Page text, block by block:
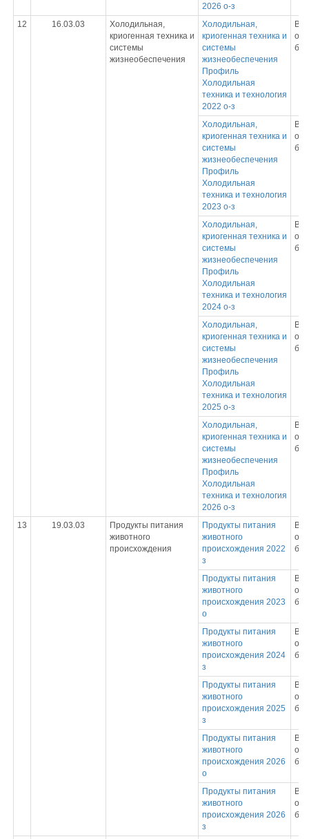
2026 о-з
12 16.03.03
Холодильная,
криогенная техника и
системы
жизнеобеспечения
Холодильная,
криогенная техника и
системы
жизнеобеспечения
Профиль
Холодильная
техника и технология
2022 о-з
Холодильная,
криогенная техника и
системы
жизнеобеспечения
Профиль
Холодильная
техника и технология
2023 о-з
Холодильная,
криогенная техника и
системы
жизнеобеспечения
Профиль
Холодильная
техника и технология
2024 о-з
Холодильная,
криогенная техника и
системы
жизнеобеспечения
Профиль
Холодильная
техника и технология
2025 о-з
Холодильная,
криогенная техника и
системы
жизнеобеспечения
Профиль
Холодильная
техника и технология
2026 о-з
13 19.03.03
Продукты питания
животного
происхождения
Продукты питания
животного
происхождения 2022
з
Продукты питания
животного
происхождения 2023
о
Продукты питания
животного
происхождения 2024
з
Продукты питания
животного
происхождения 2025
з
Продукты питания
животного
происхождения 2026
о
Продукты питания
животного
происхождения 2026
з